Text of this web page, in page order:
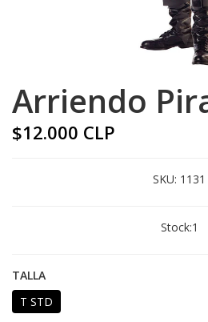
Arriendo
$12.000 CLP
SKU: 1131
Stock:1
TALLA
T STD